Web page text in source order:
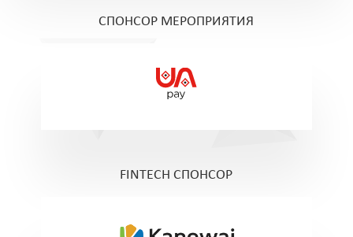
СПОНСОР МЕРОПРИЯТИЯ
FINTECH СПОНСОР